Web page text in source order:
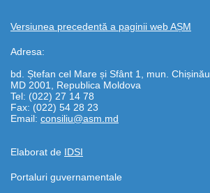
Versiunea precedentă a paginii web AȘM
Adresa:
bd. Ștefan cel Mare și Sfânt 1, mun. Chișinău
MD 2001, Republica Moldova
Tel: (022) 27 14 78
Fax: (022) 54 28 23
Email: consiliu@asm.md
Elaborat de IDSI
Portaluri guvernamentale